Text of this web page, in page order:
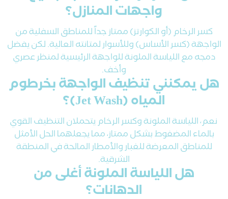
واجهات المنازل؟
كسر الرخام (أو الكوارتز) ممتاز جداً للمناطق السفلية من
الواجهة (كسر الأساس) وللأسوار لمتانته العالية. لكن يفضل
دمجه مع اللياسة الملونة للواجهة الرئيسية لمنظر عصري
وأخف.
هل يمكنني تنظيف الواجهة بخرطوم
المياه (Jet Wash)؟
نعم، اللياسة الملونة وكسر الرخام يتحملان التنظيف القوي
بالماء المضغوط بشكل ممتاز، مما يجعلهما الحل الأمثل
للمناطق المعرضة للغبار والأمطار المالحة في المنطقة
الشرقية.
هل اللياسة الملونة أغلى من
الدهانات؟